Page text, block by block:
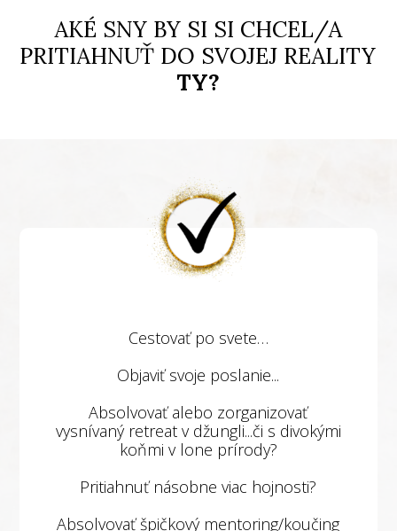
AKÉ SNY BY SI SI CHCEL/A
PRITIAHNUŤ DO SVOJEJ REALITY
TY?
Cestovať po svete…
Objaviť svoje poslanie...
Absolvovať alebo zorganizovať
vysnívaný retreat v džungli...či s divokými
koňmi v lone prírody?
Pritiahnuť násobne viac hojnosti?
Absolvovať špičkový mentoring/koučing